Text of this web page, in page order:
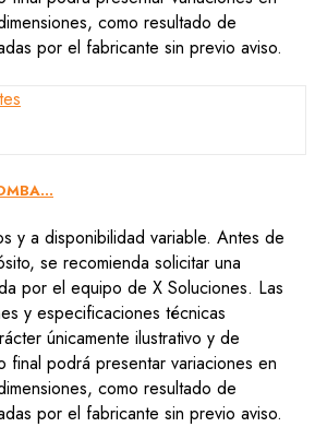
como resultado de
por el fabricante sin previo aviso.
y a disponibilidad variable. Antes de
se recomienda solicitar una
por el equipo de X Soluciones. Las
y especificaciones técnicas
únicamente ilustrativo y de
podrá presentar variaciones en
como resultado de
por el fabricante sin previo aviso.